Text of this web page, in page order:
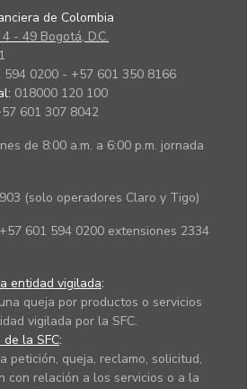
de Colombia
- 49 Bogotá, D.C.
594 0200 - +57 601 350 8166
018000 120 100
601 307 8042
de 8:00 a.m. a 6:00 p.m. jornada
(solo operadores Claro y Tigo)
+57 601 594 0200 extensiones 2334
entidad vigilada:
queja por productos o servicios
vigilada por la SFC.
de la SFC:
petición, queja, reclamo, solicitud,
con relación a los servicios o a la